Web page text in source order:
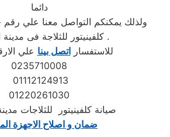
دائما
ولذلك يمكنكم التواصل معنا علي رقم
كلفينيتور للثلاجة فى مدينة السادات .
للاستفساراتصل بينا علي
0235710008
01112124913
01220261030
صيانة كلفينيتور للثلاجات
ضمان و اصلاح الاجهزة